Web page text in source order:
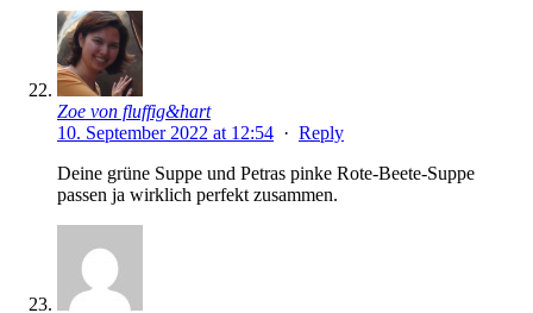
Zoe von fluffig&hart
10. September 2022 at 12:54 · Reply
Deine grüne Suppe und Petras pinke Rote-Beete-Suppe
passen ja wirklich perfekt zusammen.